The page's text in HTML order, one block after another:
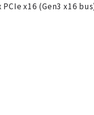
PCIe x16 (Gen3 x16